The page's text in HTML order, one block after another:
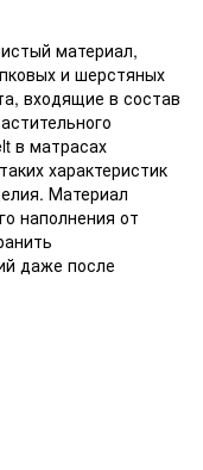
материал,
и шерстяных
входящие в состав
в матрасах
характеристик
Материал
наполнения от
даже после